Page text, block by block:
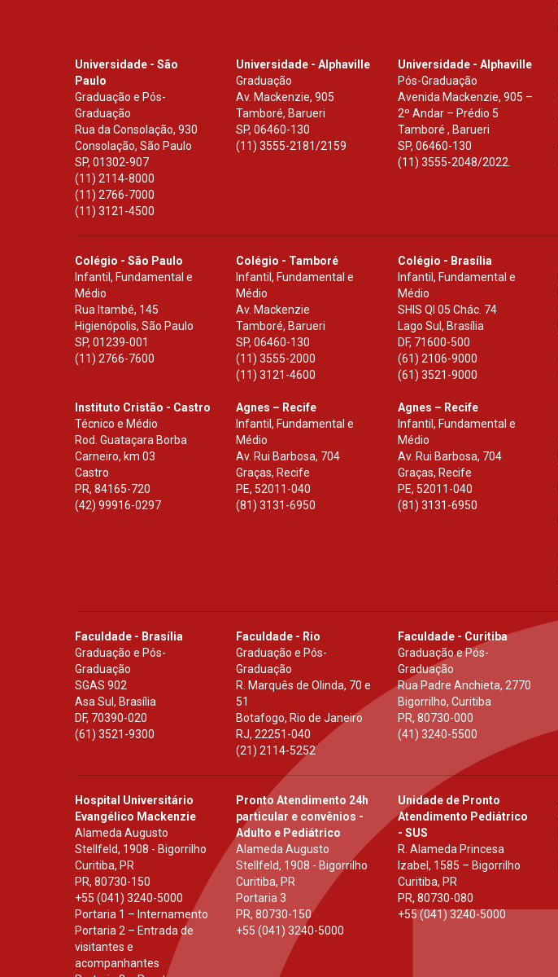
Universidade - São
Paulo
Graduação e Pós-
Graduação
Rua da Consolação, 930
Consolação, São Paulo
SP, 01302-907
(11) 2114-8000
(11) 2766-7000
(11) 3121-4500
Universidade - Alphaville
Graduação
Av. Mackenzie, 905
Tamboré, Barueri
SP,06460-130
(11) 3555-2181/2159
Universidade - Alphaville
Pós-Graduação
Avenida Mackenzie, 905 –
2º Andar – Prédio 5
Tamboré , Barueri
SP, 06460-130
(11) 3555-2048/2022.
Colégio - São Paulo
Infantil, Fundamental e
Médio
Rua Itambé, 145
Higienópolis, São Paulo
SP, 01239-001
(11) 2766-7600
Colégio - Tamboré
Infantil, Fundamental e
Médio
Av. Mackenzie
Tamboré, Barueri
SP,06460-130
(11) 3555-2000
(11) 3121-4600
Colégio - Brasília
Infantil, Fundamental e
Médio
SHIS Ql 05 Chác. 74
Lago Sul, Brasília
DF, 71600-500
(61) 2106-9000
(61) 3521-9000
Instituto Cristão - Castro
Técnico e Médio
Rod. Guataçara Borba
Carneiro, km 03
Castro
PR, 84165-720
(42) 99916-0297
Agnes – Recife
Infantil, Fundamental e
Médio
Av. Rui Barbosa, 704
Graças, Recife
PE, 52011-040
(81) 3131-6950
Agnes – Recife
Infantil, Fundamental e
Médio
Av. Rui Barbosa, 704
Graças, Recife
PE, 52011-040
(81) 3131-6950
Faculdade - Brasília
Graduação e Pós-
Graduação
SGAS 902
Asa Sul, Brasília
DF, 70390-020
(61) 3521-9300
Faculdade - Rio
Graduação e Pós-
Graduação
R. Marquês de Olinda, 70 e
51
Botafogo, Rio de Janeiro
RJ,22251-040
(21) 2114-5252
Faculdade - Curitiba
Graduação e Pós-
Graduação
Rua Padre Anchieta, 2770
Bigorrilho, Curitiba
PR, 80730-000
(41) 3240-5500
Hospital Universitário
Evangélico Mackenzie
Alameda Augusto
Stellfeld, 1908 - Bigorrilho
Curitiba, PR
PR, 80730-150
+55 (041) 3240-5000
Portaria 1 – Internamento
Portaria 2 – Entrada de
visitantes e
acompanhantes
Pronto Atendimento 24h
particular e convênios -
Adulto e Pediátrico
Alameda Augusto
Stellfeld, 1908 - Bigorrilho
Curitiba, PR
Portaria 3
PR,80730-150
+55 (041) 3240-5000
Unidade de Pronto
Atendimento Pediátrico
- SUS
R. Alameda Princesa
Izabel, 1585 – Bigorrilho
Curitiba, PR
PR, 80730-080
+55 (041) 3240-5000